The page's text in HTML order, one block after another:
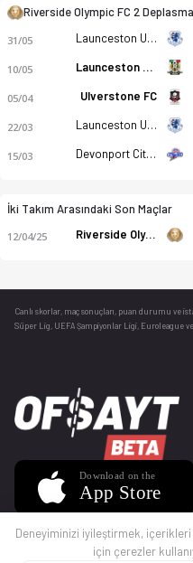
Riverside Olympic FC 2
31/05 Launceston United SC 2
10/05 Launceston City FC 2
05/04 Ulverstone FC
22/03 Launceston United SC 2
15/03 Devonport City SC 2
İki Takım Arasındaki Son Maçlar
12/04/25 Riverside Olympic FC 2
Canlı skorlar , maç sonuçları, puan durumu ve
Süper Lig, UEFA Şampiyonlar Ligi, Euroleague ve
Deneyiminizi iyileştirmek,
için çerezler